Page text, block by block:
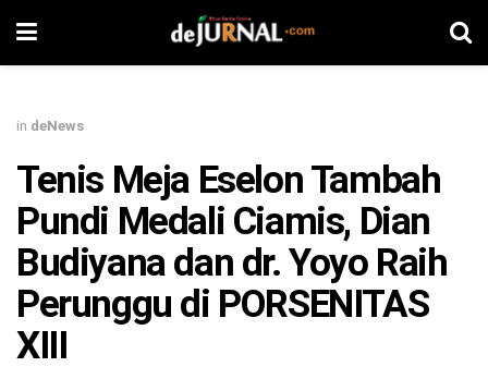
in deNews
Tenis Meja Eselon Tambah
Pundi Medali Ciamis, Dian
Budiyana dan dr. Yoyo Raih
Perunggu di PORSENITAS
XIII